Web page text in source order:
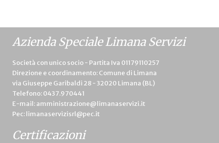
Azienda Speciale Limana Servizi
Società con unico socio - Partita Iva 01179110257
Direzione e coordinamento: Comune di Limana
via Giuseppe Garibaldi 28 - 32020 Limana (BL)
Telefono:0437.970441
E-mail:amministrazione@limanaservizi.it
Pec:limanaservizisrl@pec.it
Certificazioni